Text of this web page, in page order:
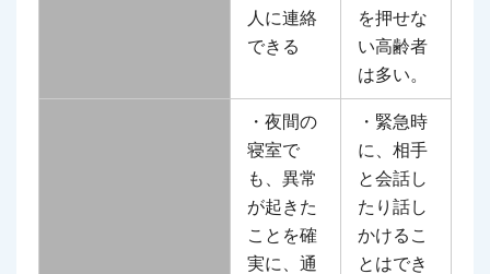
人に連絡
できる
を押せな
い高齢者
は多い。
・夜間の
寝室で
も、異常
が起きた
ことを確
実に、通
・緊急時
に、相手
と会話し
たり話し
かけるこ
とはでき